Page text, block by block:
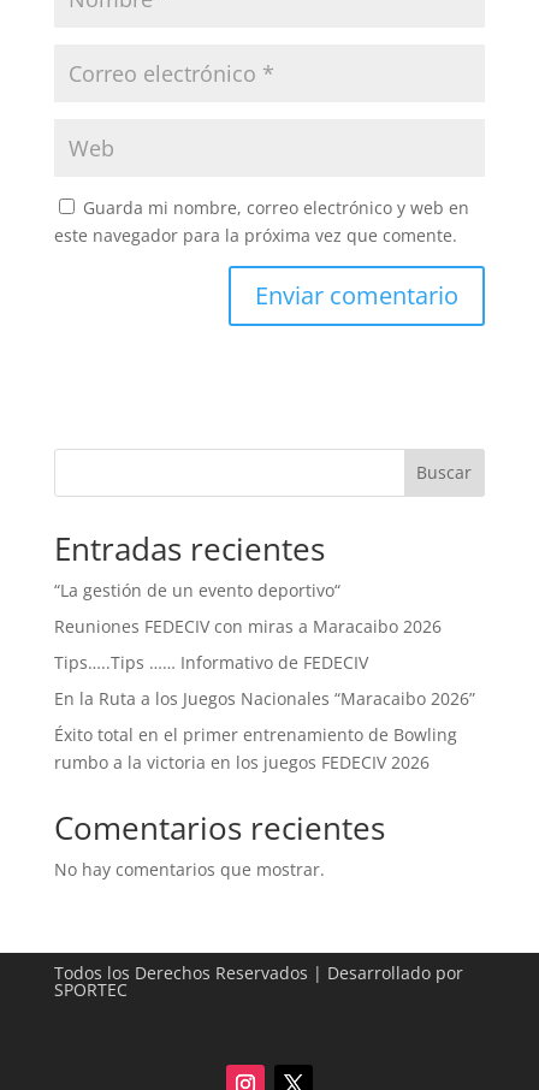
Guarda mi nombre, correo electrónico y web en
este navegador para la próxima vez que comente.
Buscar
Entradas recientes
“La gestión de un evento deportivo“
Reuniones FEDECIV con miras a Maracaibo 2026
Tips…..Tips …… Informativo de FEDECIV
En la Ruta a los Juegos Nacionales “Maracaibo 2026”
Éxito total en el primer entrenamiento de Bowling
rumbo a la victoria en los juegos FEDECIV 2026
Comentarios recientes
No hay comentarios que mostrar.
Todos los Derechos Reservados | Desarrollado por
SPORTEC